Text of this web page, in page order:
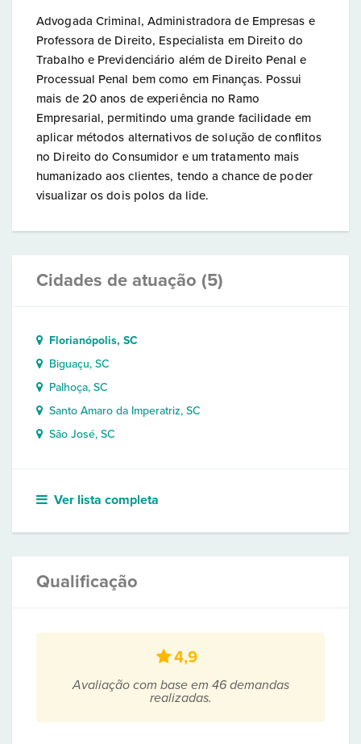
Advogada Criminal, Administradora de Empresas e
Professora de Direito, Especialista em Direito do
Trabalho e Previdenciário além de Direito Penal e
Processual Penal bem como em Finanças. Possui
mais de 20 anos de experiência no Ramo
Empresarial, permitindo uma grande facilidade em
aplicar métodos alternativos de solução de conflitos
no Direito do Consumidor e um tratamento mais
humanizado aos clientes, tendo a chance de poder
visualizar os dois polos da lide.
Cidades de atuação (5)
Florianópolis, SC
Biguaçu, SC
Palhoça, SC
Santo Amaro da Imperatriz, SC
São José, SC
Ver lista completa
Qualificação
4,9
Avaliação com base em 46 demandas
realizadas.